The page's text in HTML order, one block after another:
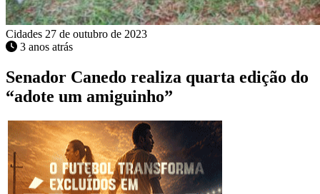
Cidades 27 de outubro de 2023
3 anos atrás
Senador Canedo realiza quarta edição do
“adote um amiguinho”